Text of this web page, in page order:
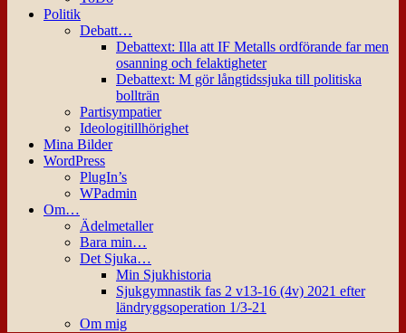
Politik
Debatt…
Debattext: Illa att IF Metalls ordförande far men
osanning och felaktigheter
Debattext: M gör långtidssjuka till politiska
bollträn
Partisympatier
Ideologitillhörighet
Mina Bilder
WordPress
PlugIn’s
WPadmin
Om…
Ädelmetaller
Bara min…
Det Sjuka…
Min Sjukhistoria
Sjukgymnastik fas 2 v13-16 (4v) 2021 efter
ländryggsoperation 1/3-21
Om mig